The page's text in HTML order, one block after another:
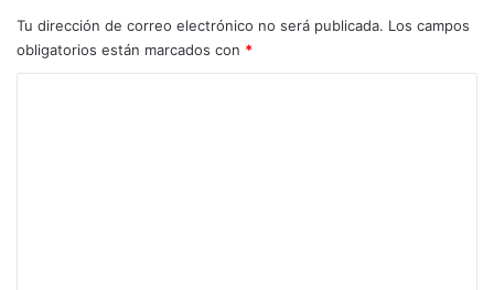
Tu dirección de correo electrónico no será publicada. Los campos
obligatorios están marcados con *